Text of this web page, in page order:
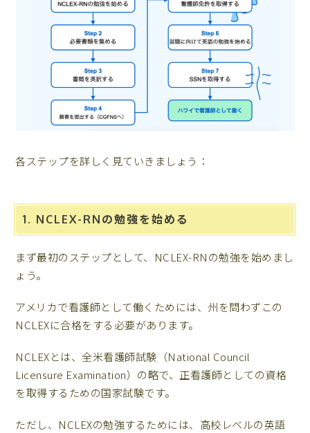
各ステップを詳しく見ていきましょう：
1. NCLEX-RNの勉強を始める
まず最初のステップとして、NCLEX-RNの勉強を始めまし
ょう。
アメリカで看護師として働くためには、州を問わずこの
NCLEXに合格をする必要があります。
NCLEXとは、全米看護師試験（National Council
Licensure Examination）の略で、正看護師としての資格
を取得するための国家試験です。
ただし、NCLEXの勉強するためには、高校レベルの英語